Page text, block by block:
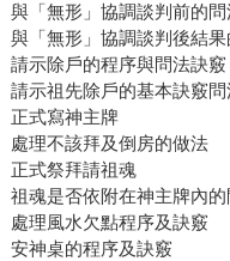
與「無形」協調談判前的
與「無形」協調談判後結
請示除戶的程序與問法訣竅
請示祖先除戶的基本訣竅問
正式寫神主牌
處理不該拜及倒房的做法
正式祭拜請祖魂
祖魂是否依附在神主牌內
處理風水欠點程序及訣竅
安神桌的程序及訣竅